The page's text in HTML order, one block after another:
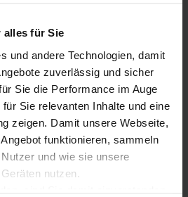
alles für Sie
und andere Technologien, damit
zuverlässig und sicher
Sie die Performance im Auge
Sie relevanten Inhalte und eine
zeigen. Damit unsere Webseite,
funktionieren, sammeln
und wie sie unsere
nutzen.
sind Sie damit einverstanden
2022): Bleibt das Kompakt-
Besonderheit?